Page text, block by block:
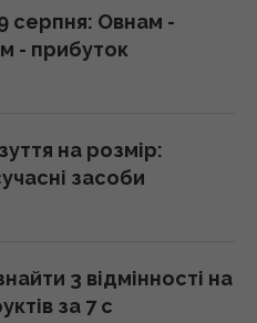
перегородила
вони знайшли
і Туреччина
серпня: Овнам -
- прибуток
на розмір:
засоби
3 відмінності на
за 7 с